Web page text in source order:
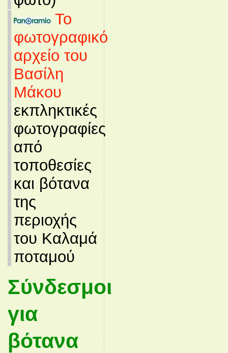
Το
φωτογραφικό
αρχείο του
Βασίλη
Μάκου
εκπληκτικές
φωτογραφίες
από
τοποθεσίες
και βότανα
της
περιοχής
του Καλαμά
ποταμού
Σύνδεσμοι
για
βότανα